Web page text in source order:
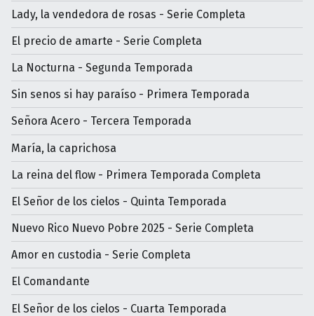
Lady, la vendedora de rosas - Serie Completa
El precio de amarte - Serie Completa
La Nocturna - Segunda Temporada
Sin senos si hay paraíso - Primera Temporada
Señora Acero - Tercera Temporada
María, la caprichosa
La reina del flow - Primera Temporada Completa
El Señor de los cielos - Quinta Temporada
Nuevo Rico Nuevo Pobre 2025 - Serie Completa
Amor en custodia - Serie Completa
El Comandante
El Señor de los cielos - Cuarta Temporada